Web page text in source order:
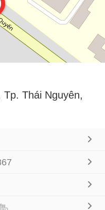
Thái Nguyên,